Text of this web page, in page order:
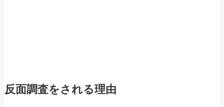
反面調査をされる理由